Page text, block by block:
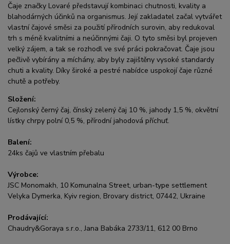
Čaje značky Lovaré představují kombinaci chutnosti, kvality a
blahodárných účinků na organismus. Její zakladatel začal vytvářet
vlastní čajové směsi za použití přírodních surovin, aby redukoval
trh s méně kvalitními a neúčinnými čaji. O tyto směsi byl projeven
velký zájem, a tak se rozhodl ve své práci pokračovat. Čaje jsou
pečlivě vybírány a míchány, aby byly zajištěny vysoké standardy
chuti a kvality. Díky široké a pestré nabídce uspokojí čaje různé
chutě a potřeby.
Složení:
Cejlonský černý čaj, čínský zelený čaj 10 %, jahody 1,5 %, okvětní
lístky chrpy polní 0,5 %, přírodní jahodová příchuť.
Balení:
24ks čajů ve vlastním přebalu
Výrobce:
JSC Monomakh, 10 Komunalna Street, urban-type settlement
Velyka Dymerka, Kyiv region, Brovary district, 07442, Ukraine
Prodávající:
Chaudry&Goraya s.r.o., Jana Babáka 2733/11, 612 00 Brno